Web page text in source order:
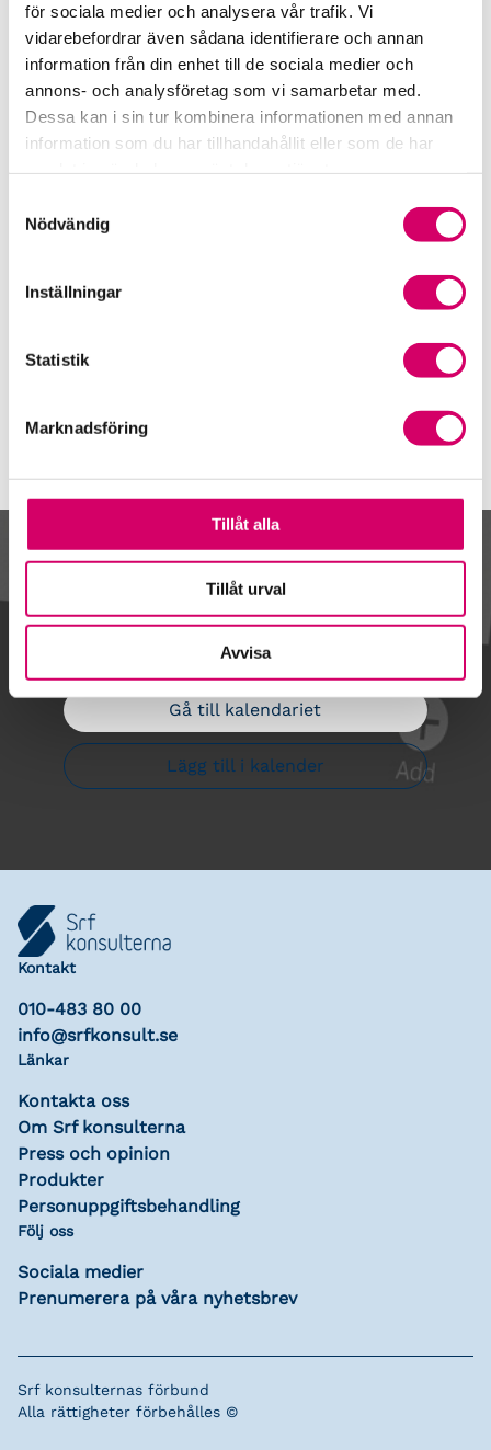
för sociala medier och analysera vår trafik. Vi
vidarebefordrar även sådana identifierare och annan
information från din enhet till de sociala medier och
annons- och analysföretag som vi samarbetar med.
Dessa kan i sin tur kombinera informationen med annan
information som du har tillhandahållit eller som de har
Nödvändig
Inställningar
Statistik
Marknadsföring
Tillåt alla
Tillåt urval
Avvisa
Srf Fokusrapport 2024 – insikter för hållbart
företagande
Våra nyhetskanaler
Tidningen Konsulten
Öppet brev till Myndigheten för yrkeshögskolan
Framtidsutsikter i lönebranschen
Kalendarium
Gå till kalendariet
Lägg till i kalender
Kontakt
010-483 80 00
info@srfkonsult.se
Länkar
Kontakta oss
Om Srf konsulterna
Press och opinion
Produkter
Personuppgiftsbehandling
Följ oss
Sociala medier
Prenumerera på våra nyhetsbrev
Srf konsulternas förbund
Alla rättigheter förbehålles ©